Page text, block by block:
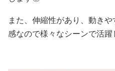
また、伸縮性があり、動き
感なので様々なシーンで活躍